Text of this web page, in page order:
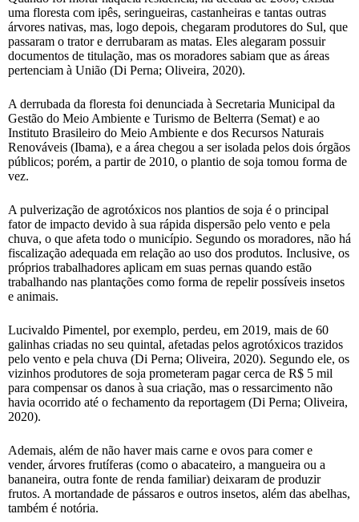
uma floresta com ipês, seringueiras, castanheiras e tantas outras
árvores nativas, mas, logo depois, chegaram produtores do Sul, que
passaram o trator e derrubaram as matas. Eles alegaram possuir
documentos de titulação, mas os moradores sabiam que as áreas
pertenciam à União (Di Perna; Oliveira, 2020).
A derrubada da floresta foi denunciada à Secretaria Municipal da
Gestão do Meio Ambiente e Turismo de Belterra (Semat) e ao
Instituto Brasileiro do Meio Ambiente e dos Recursos Naturais
Renováveis (Ibama), e a área chegou a ser isolada pelos dois órgãos
públicos; porém, a partir de 2010, o plantio de soja tomou forma de
vez.
A pulverização de agrotóxicos nos plantios de soja é o principal
fator de impacto devido à sua rápida dispersão pelo vento e pela
chuva, o que afeta todo o município. Segundo os moradores, não há
fiscalização adequada em relação ao uso dos produtos. Inclusive, os
próprios trabalhadores aplicam em suas pernas quando estão
trabalhando nas plantações como forma de repelir possíveis insetos
e animais.
Lucivaldo Pimentel, por exemplo, perdeu, em 2019, mais de 60
galinhas criadas no seu quintal, afetadas pelos agrotóxicos trazidos
pelo vento e pela chuva (Di Perna; Oliveira, 2020). Segundo ele, os
vizinhos produtores de soja prometeram pagar cerca de R$ 5 mil
para compensar os danos à sua criação, mas o ressarcimento não
havia ocorrido até o fechamento da reportagem (Di Perna; Oliveira,
2020).
Ademais, além de não haver mais carne e ovos para comer e
vender, árvores frutíferas (como o abacateiro, a mangueira ou a
bananeira, outra fonte de renda familiar) deixaram de produzir
frutos. A mortandade de pássaros e outros insetos, além das abelhas,
também é notória.